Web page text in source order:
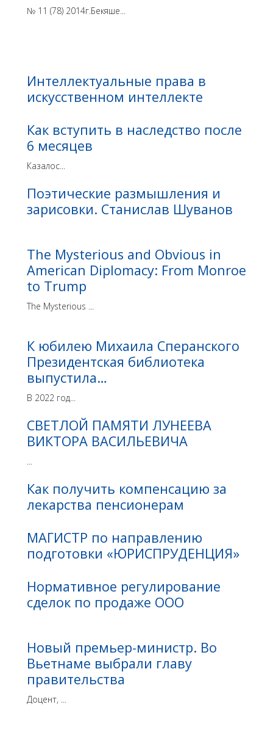
№ 11 (78) 2014г.Бекяше...
Интеллектуальные права в
искусственном интеллекте
Как вступить в наследство после
6 месяцев
Казалос...
Поэтические размышления и
зарисовки. Станислав Шуванов
The Mysterious and Obvious in
American Diplomacy: From Monroe
to Trump
The Mysterious ...
К юбилею Михаила Сперанского
Президентская библиотека
выпустила…
В 2022 год...
СВЕТЛОЙ ПАМЯТИ ЛУНЕЕВА
ВИКТОРА ВАСИЛЬЕВИЧА
...
Как получить компенсацию за
лекарства пенсионерам
МАГИСТР по направлению
подготовки «ЮРИСПРУДЕНЦИЯ»
Нормативное регулирование
сделок по продаже ООО
Новый премьер-министр. Во
Вьетнаме выбрали главу
правительства
Доцент, ...